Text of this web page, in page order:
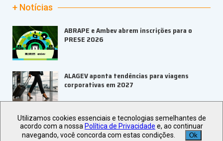
+ Notícias
ABRAPE e Ambev abrem inscrições para o
PRESE 2026
ALAGEV aponta tendências para viagens
corporativas em 2027
UBRAFE e SP Negócios fortalecem
ecossistema de eventos B2B
Utilizamos cookies essenciais e tecnologias semelhantes de
acordo com a nossa Política de Privacidade e, ao continuar
navegando, você concorda com estas condições.
Ok